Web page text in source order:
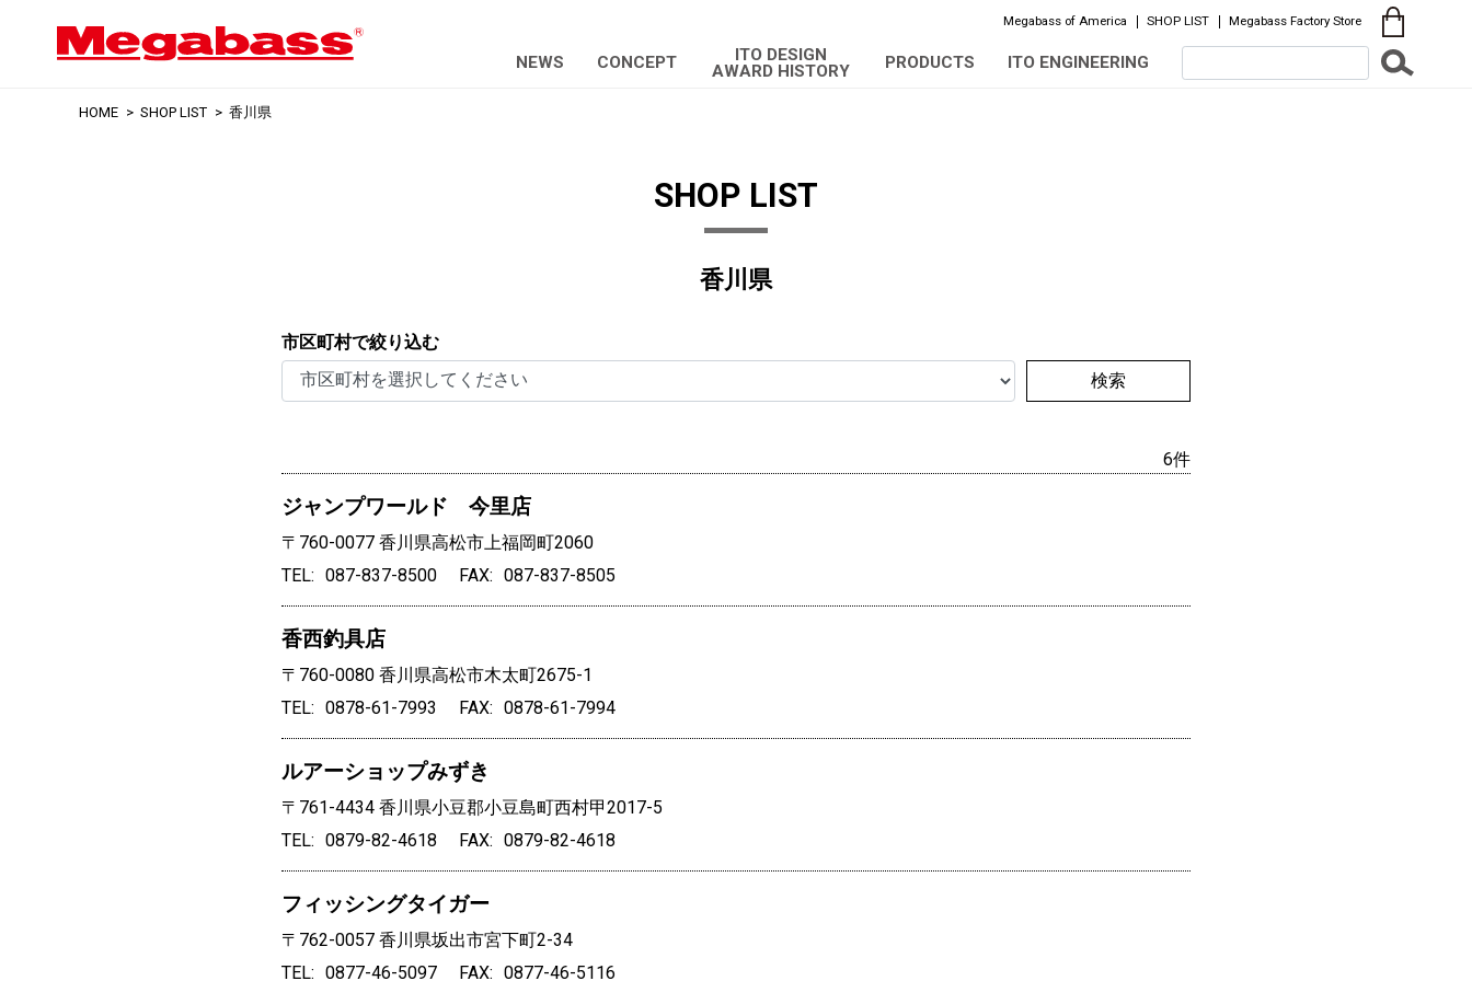
Megabass of America SHOP LIST Megabass Factory Store
NEWS CONCEPT
ITO DESIGN
AWARD HISTORY
PRODUCTS ITO ENGINEERING
HOME SHOP LIST 香川県
SHOP LIST
香川県
市区町村で絞り込む
検索
6件
ジャンプワールド 今里店
〒760-0077 香川県高松市上福岡町2060
TEL
087-837-8500 FAX 087-837-8505
香西釣具店
〒760-0080 香川県高松市木太町2675-1
TEL
0878-61-7993 FAX 0878-61-7994
ルアーショップみずき
〒761-4434 香川県小豆郡小豆島町西村甲2017-5
TEL
0879-82-4618 FAX 0879-82-4618
フィッシングタイガー
〒762-0057 香川県坂出市宮下町2-34
TEL
0877-46-5097 FAX 0877-46-5116